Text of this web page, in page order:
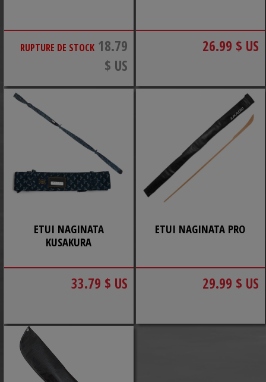
RUPTURE DE STOCK 18.79
$ US
26.99 $ US
ETUI NAGINATA
KUSAKURA
33.79 $ US
ETUI NAGINATA PRO
29.99 $ US